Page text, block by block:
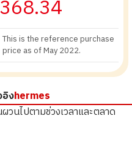
This is the reference purchase
price as of May 2022.
งhermes
นไปตามช่วงเวลาและตลาด